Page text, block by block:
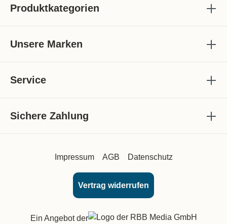
Produktkategorien
Unsere Marken
Service
Sichere Zahlung
Ein Angebot der
Impressum AGB Datenschutz
Vertrag widerrufen